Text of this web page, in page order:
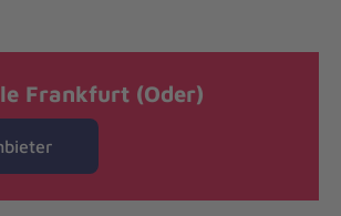
Frankfurt (Oder)